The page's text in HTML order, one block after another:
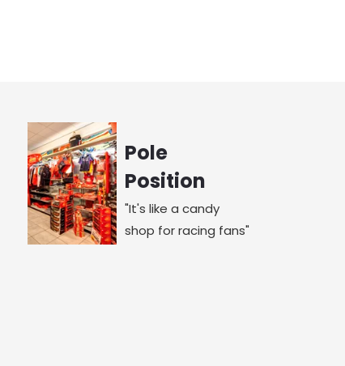
Pole
Position
"It's like a candy
shop for racing fans"